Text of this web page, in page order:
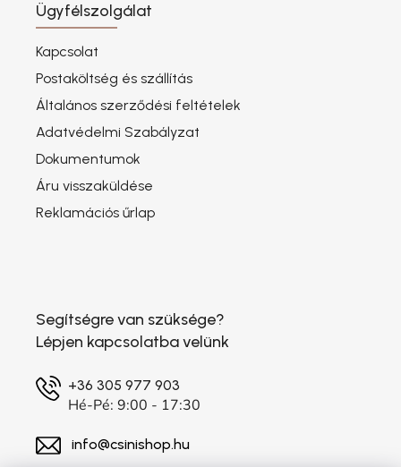
Ügyfélszolgálat
Kapcsolat
Postaköltség és szállítás
Általános szerződési feltételek
Adatvédelmi Szabályzat
Dokumentumok
Áru visszaküldése
Reklamációs űrlap
Segítségre van szüksége?
Lépjen kapcsolatba velünk
+36 305 977 903
Hé-Pé: 9:00 - 17:30
info@csinishop.hu